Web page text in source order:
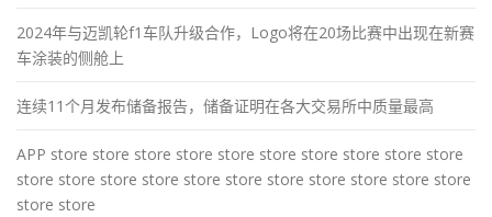
2024年与迈凯轮f1车队升级合作，Logo将在20场比赛中出现在新赛
车涂装的侧舱上
连续11个月发布储备报告，储备证明在各大交易所中质量最高
APP store store store store store store store store store store
store store store store store store store store store store store
store store